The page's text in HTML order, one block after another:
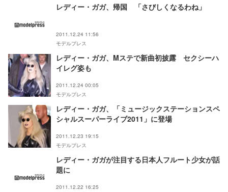
レディー・ガガ、帰国 「さびしくなるわね」
2011.12.24 11:56
モデルプレス
レディー・ガガ、Mステで新曲初披露 セクシーハ
イレグ姿も
2011.12.24 00:05
モデルプレス
レディー・ガガ、「ミュージックステーションスペ
シャルスーパーライブ2011」に登場
2011.12.23 19:15
モデルプレス
レディー・ガガが注目する日本人フルート少女が話
題に
2011.12.22 16:25